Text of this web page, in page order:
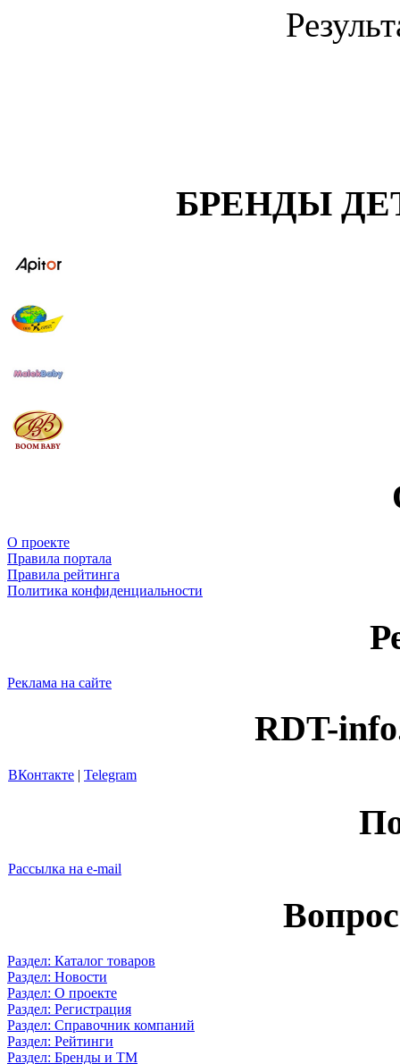
БРЕНДЫ
О проекте
Правила портала
Правила рейтинга
Политика конфиденциальности
Реклама на сайте
RDT-
ВКонтакте | Telegram
Рассылка на e-mail
Раздел: Каталог товаров
Раздел: Новости
Раздел: О проекте
Раздел: Регистрация
Раздел: Справочник компаний
Раздел: Рейтинги
Раздел: Бренды и ТМ